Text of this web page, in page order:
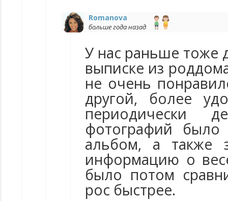
Romanova
больше года назад
У нас раньше тоже
выписке из
не очень
другой, более
периодически
фотографий
альбом, а также
информацию о
было потом
рос быстрее.